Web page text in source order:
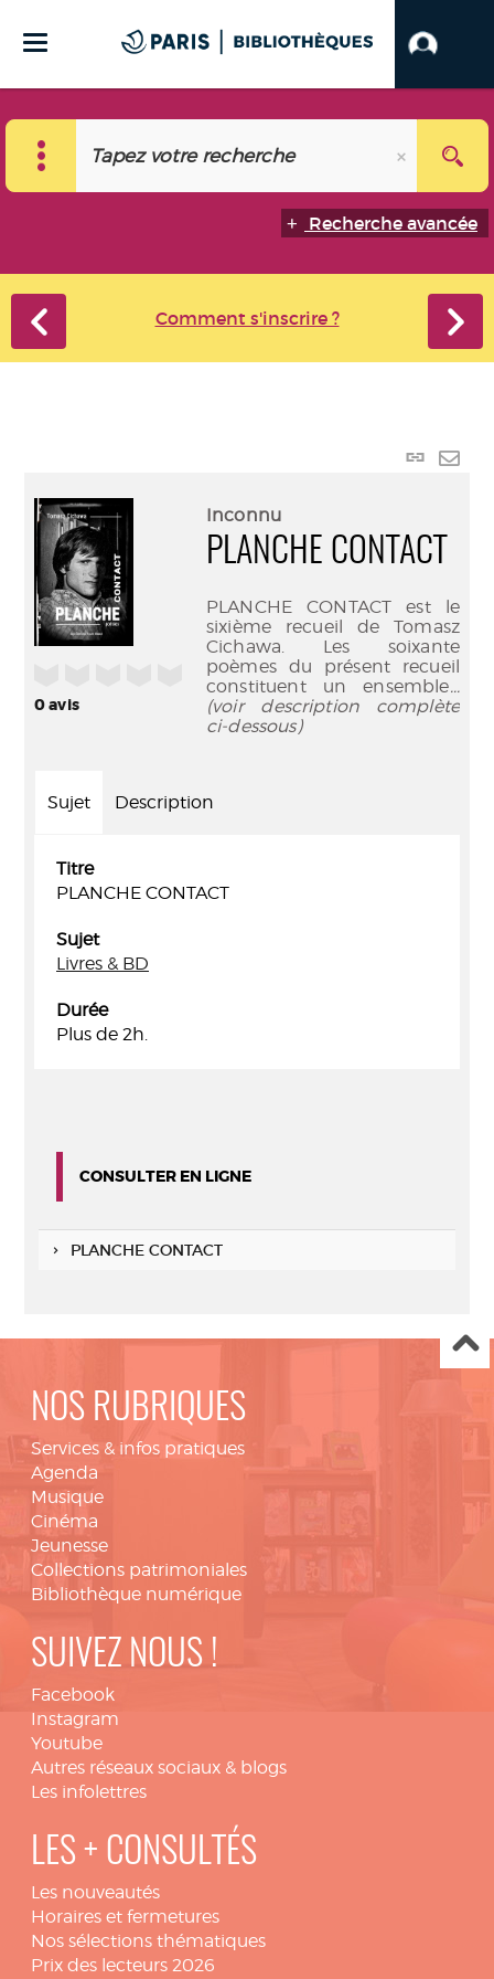
Recherche avancée
Comment s'inscrire ?
Lien
0avis
Inconnu
PLANCHE CONTACT
PLANCHE CONTACT est le
sixième recueil de Tomasz
Cichawa. Les soixante
poèmes du présent recueil
constituent un ensemble...
(voir description complète
ci-dessous)
Sujet Description
Titre
PLANCHE CONTACT
Sujet
Livres & BD
Durée
Plus de 2h.
CONSULTER EN LIGNE
PLANCHE CONTACT
NOS RUBRIQUES
Services & infos pratiques
Agenda
Musique
Cinéma
Jeunesse
Collections patrimoniales
Bibliothèque numérique
SUIVEZ NOUS !
Facebook
Instagram
Youtube
Autres réseaux sociaux & blogs
Les infolettres
LES + CONSULTÉS
Les nouveautés
Horaires et fermetures
Nos sélections thématiques
Prix des lecteurs 2026